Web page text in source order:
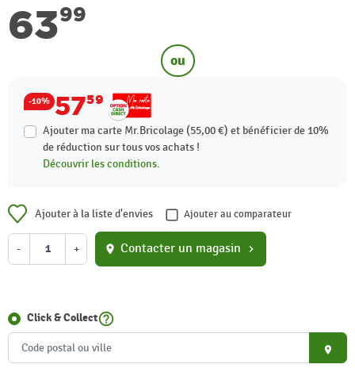
6399
ou
-10% 5759
Ajouter ma carte Mr.Bricolage (55,00 €) et bénéficier de 10%
de réduction sur tous vos achats !
Découvrir les conditions.
Ajouter à la liste d'envies Ajouter au comparateur
- + location_on Contacter un magasin chevron_right
Click & Collecthelp_outline
place